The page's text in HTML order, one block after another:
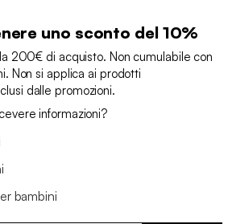
uno sconto del 10%
200€ di acquisto. Non cumulabile con
Non si applica ai prodotti
dalle promozioni.
informazioni?
bambini